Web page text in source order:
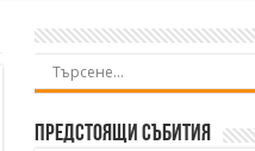
Предстоящи събития